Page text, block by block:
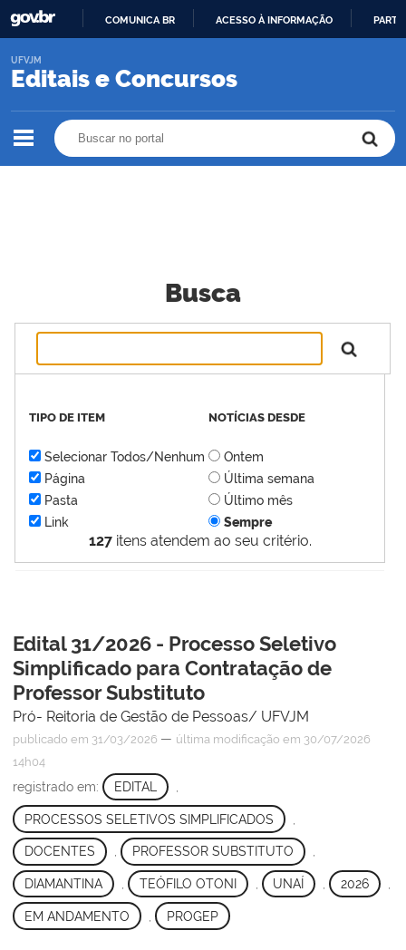
O
COMUNICA BR ACESSO À INFORMAÇÃO
Editais e Concursos
UFVJM
Busca
127itens atendem ao seu critério.
TIPO DE ITEM
Selecionar Todos/Nenhum
Página
Pasta
Link
NOTÍCIAS DESDE
Ontem
Última semana
Último mês
Sempre
Edital 31/2026 - Processo Seletivo
Simplificado para Contratação de
Professor Substituto
Pró- Reitoria de Gestão de Pessoas/ UFVJM
publicado em 31/03/2026 — última modificação em 30/07/2026
14h04
registrado em: EDITAL
PROCESSOS SELETIVOS SIMPLIFICADOS
DOCENTES , PROFESSOR SUBSTITUTO ,
DIAMANTINA TEÓFILO OTONI UNAÍ , 2026
EM ANDAMENTO PROGEP